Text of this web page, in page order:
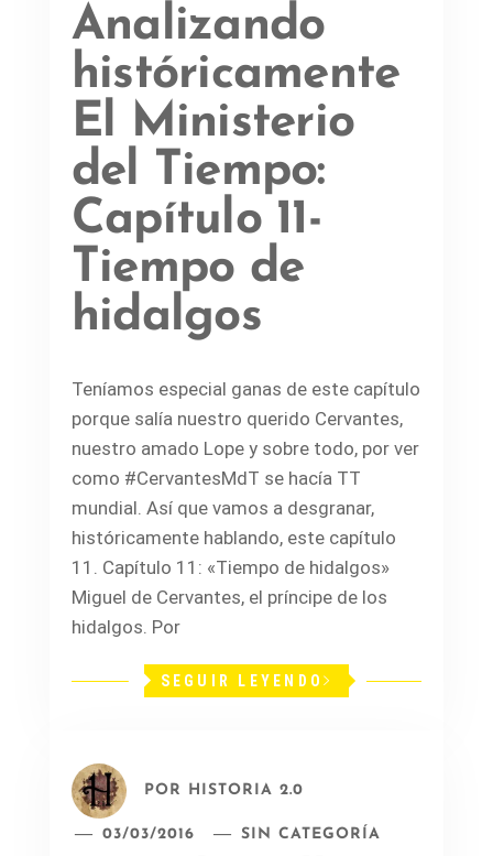
Analizando
históricamente
El Ministerio
del Tiempo:
Capítulo 11-
Tiempo de
hidalgos
Teníamos especial ganas de este capítulo
porque salía nuestro querido Cervantes,
nuestro amado Lope y sobre todo, por ver
como #CervantesMdT se hacía TT
mundial. Así que vamos a desgranar,
históricamente hablando, este capítulo
11. Capítulo 11: «Tiempo de hidalgos»
Miguel de Cervantes, el príncipe de los
hidalgos. Por
SEGUIR LEYENDO
POR HISTORIA 2.0
03/03/2016 SIN CATEGORÍA